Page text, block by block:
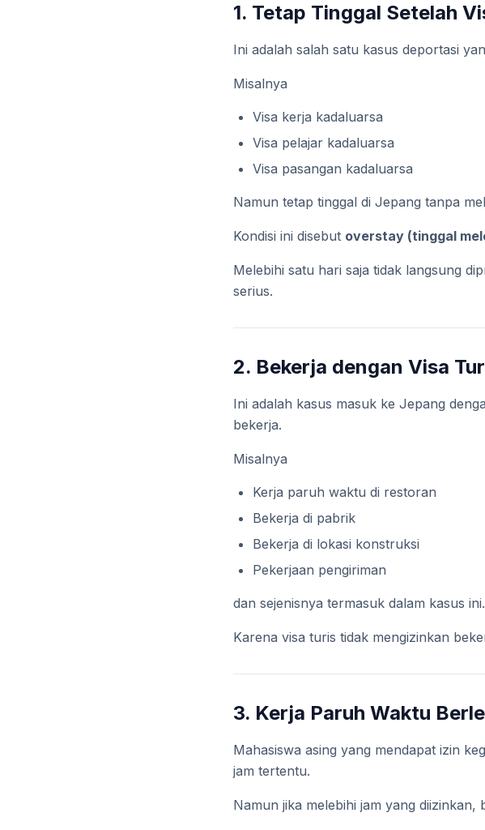
1. Tetap Tinggal Setelah
Ini adalah salah satu kasus deportasi
Misalnya
Visa kerja kadaluarsa
Visa pelajar kadaluarsa
Visa pasangan kadaluarsa
Namun tetap tinggal di Jepang tanpa
Kondisi ini disebut overstay (tinggal
Melebihi satu hari saja tidak langsung
serius.
2. Bekerja dengan Visa
Ini adalah kasus masuk ke Jepang
bekerja.
Misalnya
Kerja paruh waktu di restoran
Bekerja di pabrik
Bekerja di lokasi konstruksi
Pekerjaan pengiriman
dan sejenisnya termasuk dalam kasus ini.
Karena visa turis tidak mengizinkan
3. Kerja Paruh Waktu
Mahasiswa asing yang mendapat izin
jam tertentu.
Namun jika melebihi jam yang diizinkan,